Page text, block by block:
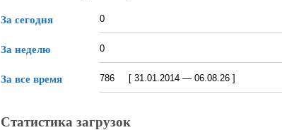
За сегодня 0
За неделю 0
За все время 786 [ 31.01.2014 — 06.08.26 ]
Статистика загрузок